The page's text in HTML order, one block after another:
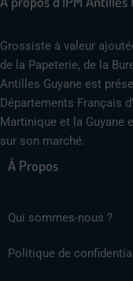
Grossiste à valeur
de la Papeterie, de la
Antilles Guyane est
Départements Français
Martinique et la Guyane
sur son marché.
À Propos
Qui sommes-nous ?
Politique de